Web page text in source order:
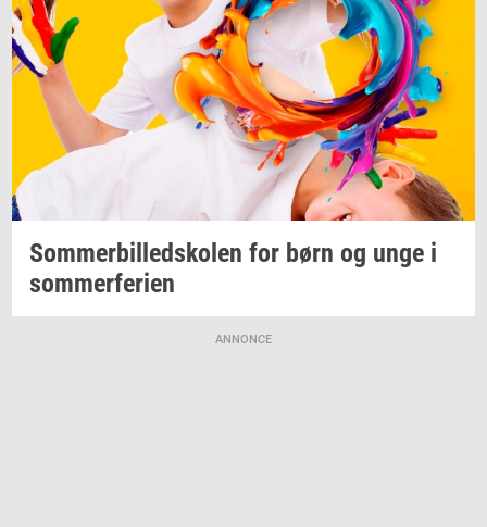
Som­mer­bil­ledsko­len for børn og unge i
som­mer­fe­ri­en
ANNONCE